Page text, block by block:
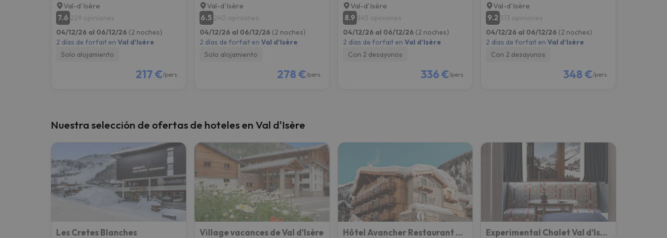
Val-d'Isère
7.6 229 opiniones
04/12/26 al 06/12/26 (2 noches)
2 días de forfait en Val d'Isère
Solo alojamiento
217 €/pers.
Val-d'Isère
6.5 240 opiniones
04/12/26 al 06/12/26 (2 noches)
2 días de forfait en Val d'Isère
Solo alojamiento
278 €/pers.
Val-d'Isère
8.9 845 opiniones
04/12/26 al 06/12/26 (2 noches)
2 días de forfait en Val d'Isère
Con 2 desayunos
336 €/pers.
Val-d'Isère
9.2 513 opiniones
04/12/26 al 06/12/26 (2 noches)
2 días de forfait enVal d'Isère
Con 2 desayunos
348 €/pers.
Nuestra selección de ofertas de hoteles en Val d'Isère
Les Cretes Blanches Village vacances de Val d'Isère Hôtel Avancher Restaurant & Bar Experimental Chalet Val d'Isère